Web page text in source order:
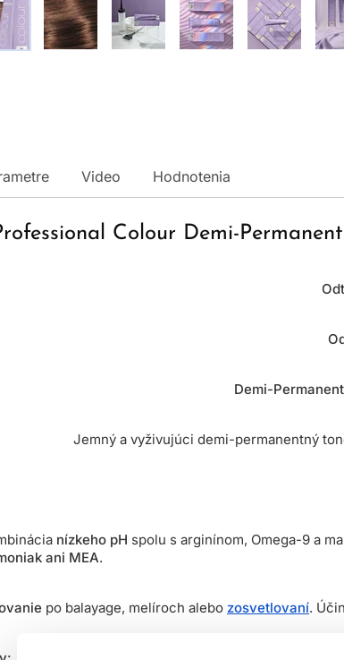
Video Hodnotenia
Colour Demi-
Demi-
Jemný a vyživujúci demi-permanentný
nízkeho pH spolu s arginínom, Omega-9 a
ani MEA.
po balayage, melíroch alebo zosvetlovaní.